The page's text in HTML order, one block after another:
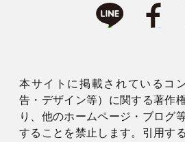
本サイトに掲載されているコ
告・デザイン等）に関する著作
り、他のホームページ・ブログ
することを禁止します。引用す